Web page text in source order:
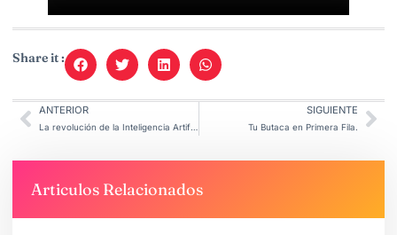
Share it :
ANTERIOR SIGUIENTE
Tu Butaca en Primera Fila.
Articulos Relacionados